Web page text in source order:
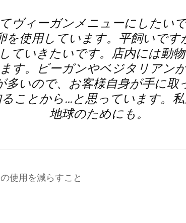
ヴィーガンメニューにしたい
を使用しています。平飼いです
ていきたいです。店内には動
す。ビーガンやベジタリアン
多いので、お客様自身が手に取
ことから…と思っています。
地球のためにも。
使用を減らすこと